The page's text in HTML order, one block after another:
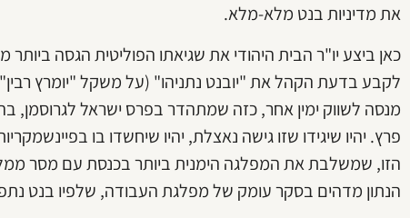
את מדיניות בנט מלא-מלא.
לקבע בדעת הקהל את "יובנט נתניהו" (על משקל "יומרץ
מנסה לשווק ימין אחר, כזה שמתהדר בפרס ישראל לגרוסמן,
פרץ. יהיו שיגידו שזו גישה נאצלת, יהיו שיחשדו בו
הזו, שמשלבת את המפלגה הימנית ביותר בכנסת עם מסר
הנתון מדהים בסקר עומק של מפלגת העבודה, שלפיו בנט